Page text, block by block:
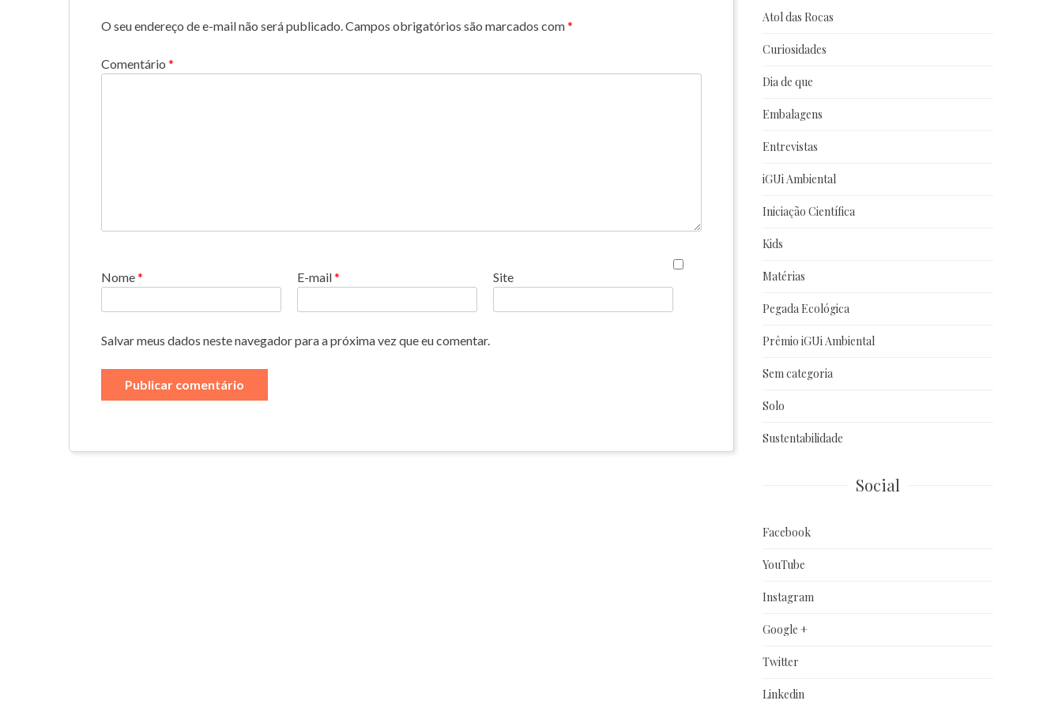
O seu endereço de e-mail não será publicado.Campos obrigatórios são marcados com*
Comentário *
Nome* E-mail* Site
Salvar meus dados neste navegador para a próxima vez que eu comentar.
Atol das Rocas
Curiosidades
Dia de que
Embalagens
Entrevistas
iGUi Ambiental
Iniciação Científica
Kids
Matérias
Pegada Ecológica
Prêmio iGUi Ambiental
Sem categoria
Solo
Sustentabilidade
Social
Facebook
YouTube
Instagram
Google +
Twitter
Linkedin